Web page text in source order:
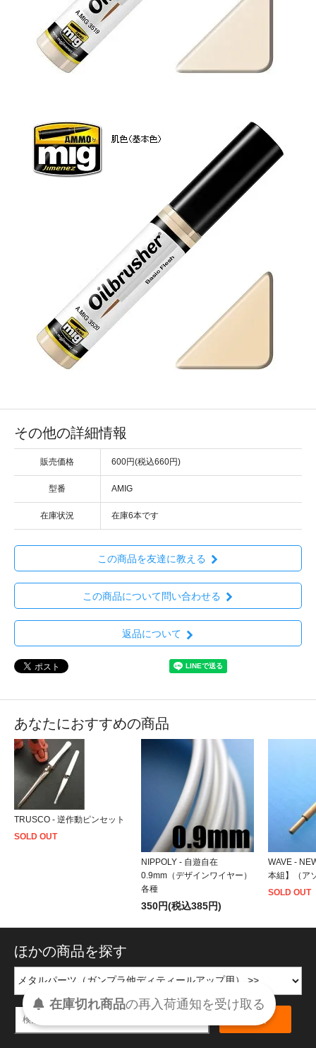
その他の詳細情報
販売価格 600円(税込660円)
型番 AMIG
在庫状況 在庫6本です
この商品を友達に教える
この商品について問い合わせる
返品について
あなたにおすすめの商品
TRUSCO - 逆作動ピンセット
SOLD OUT
NIPPOLY - 自遊自在
0.9mm（デザインワイヤー）
各種
350円(税込385円)
WAVE -
本組】（ア
SOLD OUT
ほかの商品を探す
検索
在庫切れ商品の再入荷通知を受け取る